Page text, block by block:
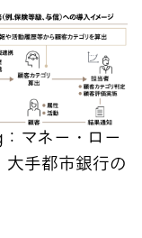
マネー・ロー
大手都市銀行の